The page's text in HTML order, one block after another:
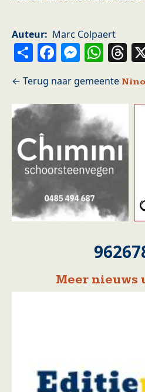
Auteur Marc Colpaert
ShareFacebook
Meer nieuws